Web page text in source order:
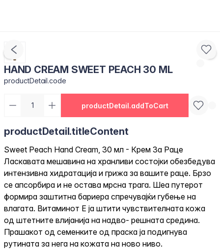
HAND CREAM SWEET PEACH 30 ML
productDetail.code
productDetail.addToCart
productDetail.titleContent
Sweet Peach Hand Cream, 30 мл - Крем За Раце
Ласкавата мешавина на хранливи состојки обезбедува
интензивна хидратација и грижа за вашите раце. Брзо
се апсорбира и не остава мрсна трага. Шеа путерот
формира заштитна бариера спречувајќи губење на
влагата. Витаминот Е ја штити чувствителната кожа
од штетните влијанија на надво- решната средина.
Прашакот од семенките од праска ја подигнува
рутината за нега на кожата на ново ниво.